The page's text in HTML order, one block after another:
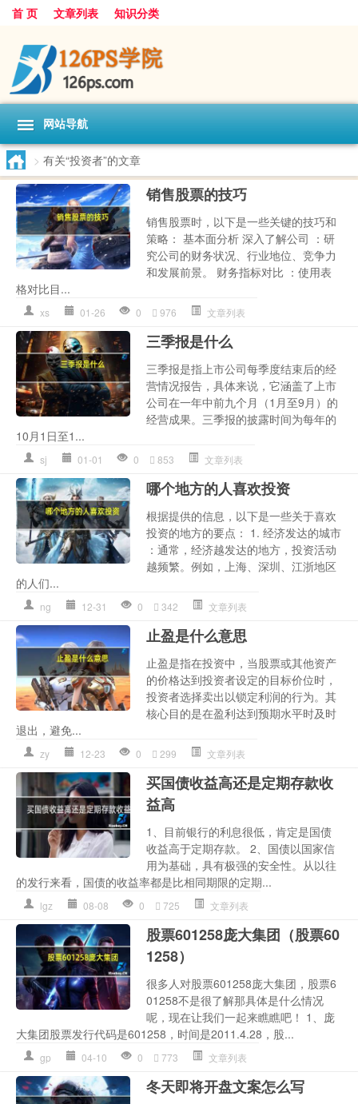
首 页 文章列表 知识分类
网站导航
> 有关“投资者”的文章
销售股票的技巧
销售股票时，以下是一些关键的技巧和
策略： 基本面分析 深入了解公司 ：研
究公司的财务状况、行业地位、竞争力
和发展前景。 财务指标对比 ：使用表
格对比目...
xs 01-26 0 976 文章列表
三季报是什么
三季报是指上市公司每季度结束后的经
营情况报告，具体来说，它涵盖了上市
公司在一年中前九个月（1月至9月）的
经营成果。三季报的披露时间为每年的
10月1日至1...
sj 01-01 0 853 文章列表
哪个地方的人喜欢投资
根据提供的信息，以下是一些关于喜欢
投资的地方的要点： 1. 经济发达的城市
：通常，经济越发达的地方，投资活动
越频繁。例如，上海、深圳、江浙地区
的人们...
ng 12-31 0 342 文章列表
止盈是什么意思
止盈是指在投资中，当股票或其他资产
的价格达到投资者设定的目标价位时，
投资者选择卖出以锁定利润的行为。其
核心目的是在盈利达到预期水平时及时
退出，避免...
zy 12-23 0 299 文章列表
买国债收益高还是定期存款收
益高
1、目前银行的利息很低，肯定是国债
收益高于定期存款。 2、国债以国家信
用为基础，具有极强的安全性。从以往
的发行来看，国债的收益率都是比相同期限的定期...
lgz 08-08 0 725 文章列表
股票601258庞大集团（股票60
1258）
很多人对股票601258庞大集团，股票6
01258不是很了解那具体是什么情况
呢，现在让我们一起来瞧瞧吧！ 1、庞
大集团股票发行代码是601258，时间是2011.4.28，股...
gp 04-10 0 773 文章列表
冬天即将开盘文案怎么写